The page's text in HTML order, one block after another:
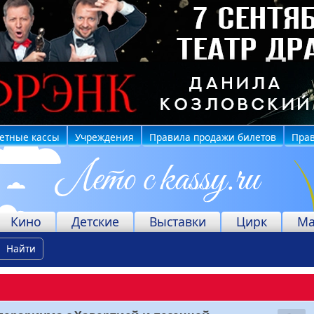
кассы Учреждения Правила продажи билетов
Кино Детские Выставки Цирк
Найти